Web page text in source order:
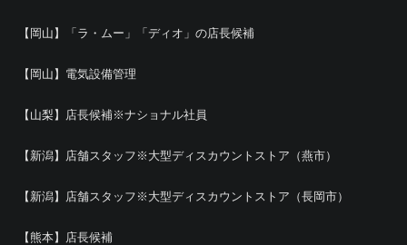
【岡山】「ラ・ムー」「ディオ」の店長候補
【岡山】電気設備管理
【山梨】店長候補※ナショナル社員
【新潟】店舗スタッフ※大型ディスカウントストア（燕市）
【新潟】店舗スタッフ※大型ディスカウントストア（長岡市）
【熊本】店長候補